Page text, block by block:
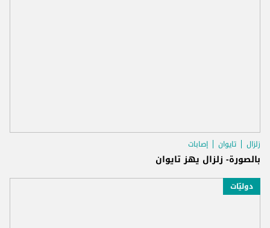
زلزال تايوان إصابات
بالصورة- زلزال يهز تايوان
دوليّات